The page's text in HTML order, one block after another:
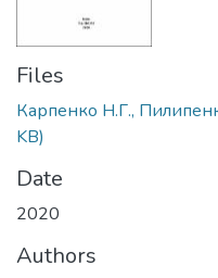
Files
Карпенко Н.Г.,
KB)
Date
2020
Authors